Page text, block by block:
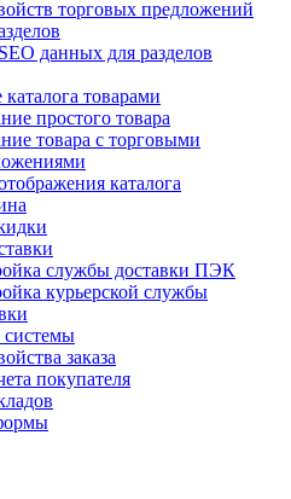
торговых предложений
данных для разделов
товарами
простого товара
товара с торговыми
каталога
службы доставки ПЭК
курьерской службы
заказа
покупателя